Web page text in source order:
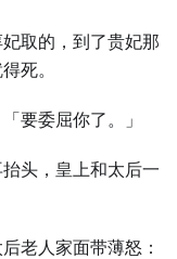
取的，到了贵妃那
死。
要委屈你了。」
头，皇上和太后一
老人家面带薄怒：